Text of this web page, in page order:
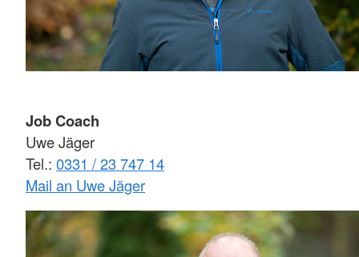
Job Coach
Uwe Jäger
Tel.: 0331 / 23 747 14
Mail an Uwe Jäger